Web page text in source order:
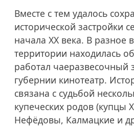
Вместе с тем удалось
исторической застройки
начала XX века. В разное
территории находилась
работал чаеразвесочный
губернии кинотеатр.
связана с судьбой
купеческих родов (купцы
Нефёдовы, Калмацкие и